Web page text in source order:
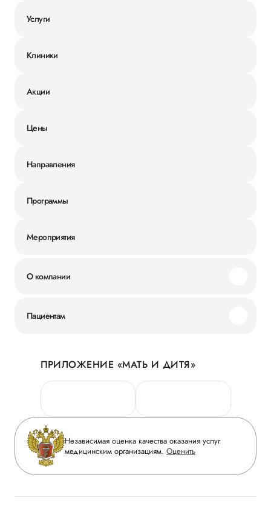
Услуги
Клиники
Акции
Цены
Направления
Программы
Мероприятия
О компании
Новости
Руководство
Сотрудничество
Инвесторам
Журнал «Мать и дитя»
Вакансии
Медицинский туризм
Пациентам
Личный кабинет
Персональные данные
Горячая линия качества
Вопрос-ответ
Приложение пациента
Статьи
ПРИЛОЖЕНИЕ «МАТЬ И ДИТЯ»
Независимая оценка качества оказания услуг
медицинским организациям. Оценить